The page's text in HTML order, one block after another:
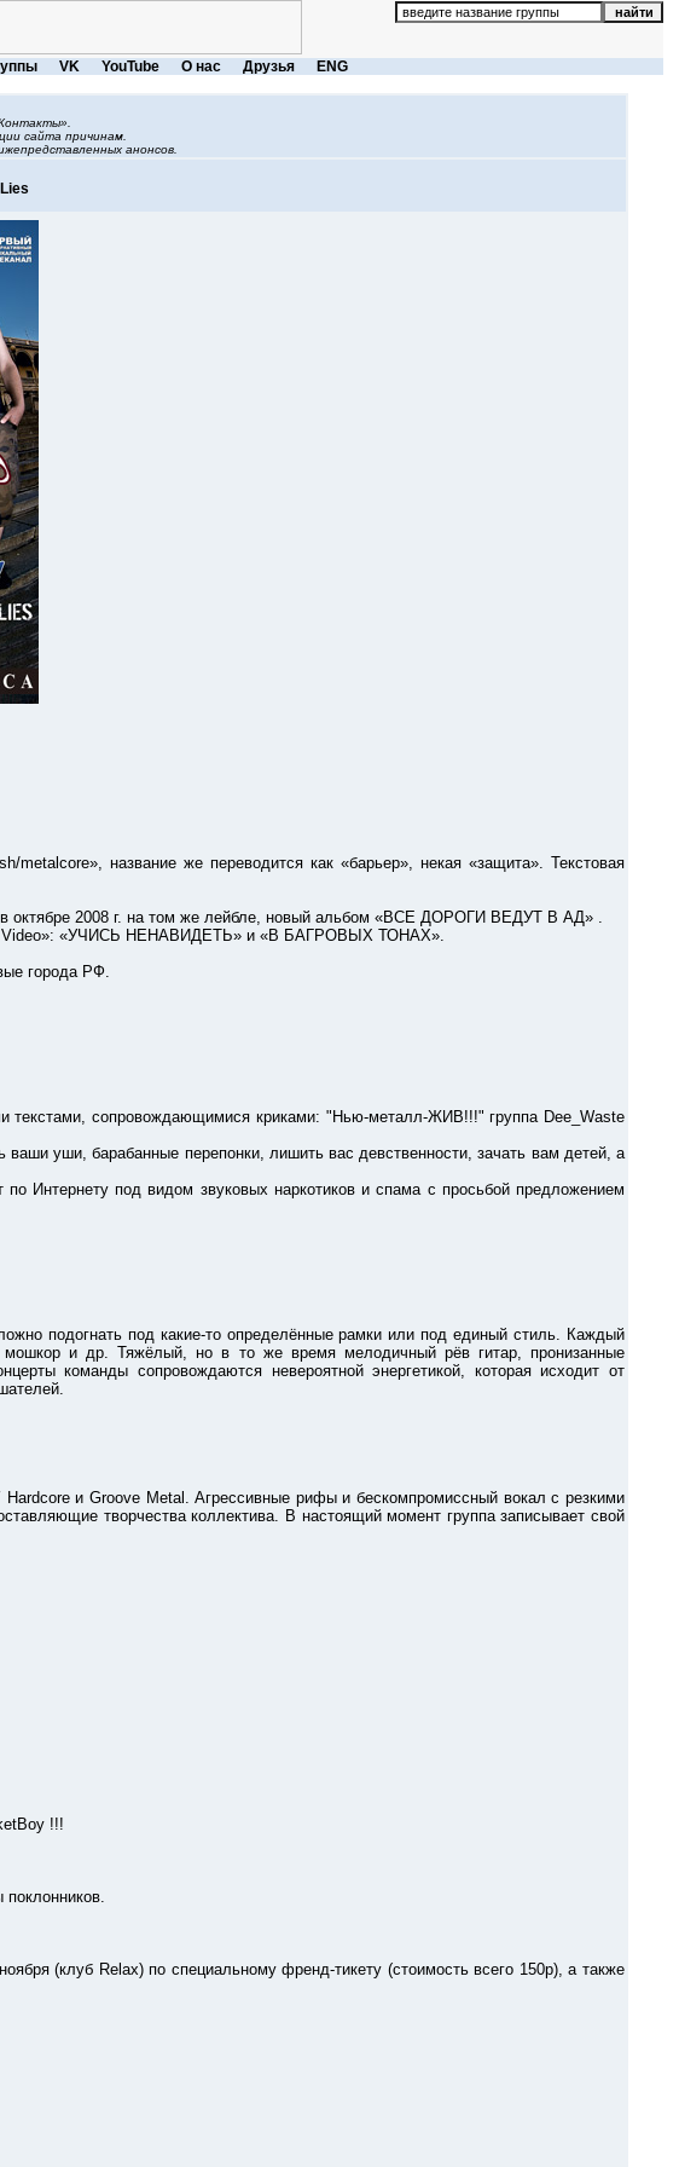
VK YouTube О нас Друзья ENG
сайта причинам.
анонсов.
название же переводится как «барьер», некая «защита». Текстовая
2008 г. на том же лейбле, новый альбом «ВСЕ ДОРОГИ ВЕДУТ В АД» .
Video»: «УЧИСЬ НЕНАВИДЕТЬ» и «В БАГРОВЫХ ТОНАХ».
города РФ.
сопровождающимися криками: "Нью-металл-ЖИВ!!!" группа Dee_Waste
уши, барабанные перепонки, лишить вас девственности, зачать вам детей, а
под видом звуковых наркотиков и спама с просьбой предложением
подогнать под какие-то определённые рамки или под единый стиль. Каждый
мошкор и др. Тяжёлый, но в то же время мелодичный рёв гитар, пронизанные
команды сопровождаются невероятной энергетикой, которая исходит от
и Groove Metal. Агрессивные рифы и бескомпромиссный вокал с резкими
творчества коллектива. В настоящий момент группа записывает свой
!!!
(клуб Relax) по специальному френд-тикету (стоимость всего 150р), а также